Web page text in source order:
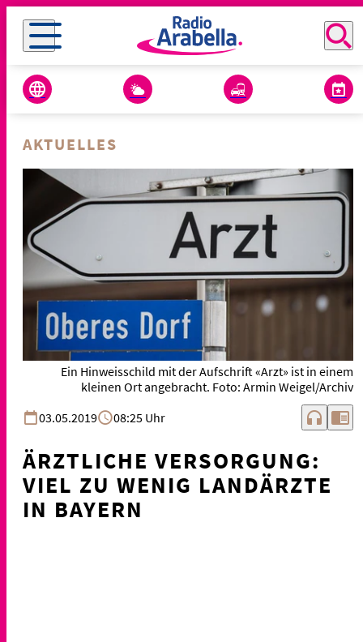
AKTUELLES
Ein Hinweisschild mit der Aufschrift «Arzt» ist in einem
kleinen Ort angebracht. Foto: Armin Weigel/Archiv
03.05.2019
08:25 Uhr headphones chrome_reader_mode
ÄRZTLICHE VERSORGUNG:
VIEL ZU WENIG LANDÄRZTE
IN BAYERN